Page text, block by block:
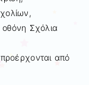
Σχόλια
από